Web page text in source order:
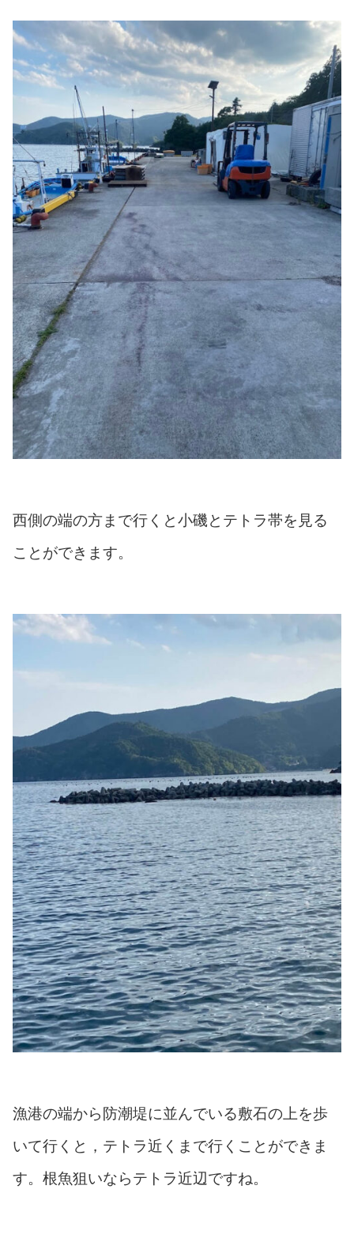
西側の端の方まで行くと小磯とテトラ帯を見る
ことができます。
漁港の端から防潮堤に並んでいる敷石の上を歩
いて行くと，テトラ近くまで行くことができま
す。根魚狙いならテトラ近辺ですね。